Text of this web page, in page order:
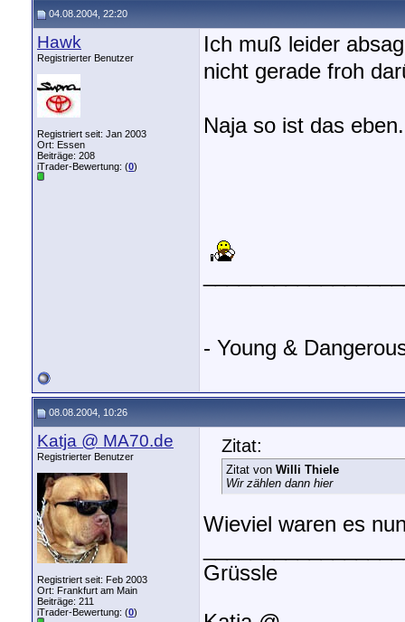
04.08.2004, 22:20
Hawk
Registrierter Benutzer
Registriert seit: Jan 2003
Ort: Essen
Beiträge: 208
iTrader-Bewertung: (0)
Ich muß leider
nicht gerade froh
Naja so ist das
- Young &
08.08.2004, 10:26
Katja @ MA70.de
Registrierter Benutzer
Registriert seit: Feb 2003
Ort: Frankfurt am Main
Beiträge: 211
iTrader-Bewertung: (0)
Zitat:
Zitat von Willi Thiele
Wir zählen dann hier
Wieviel waren es
Grüssle